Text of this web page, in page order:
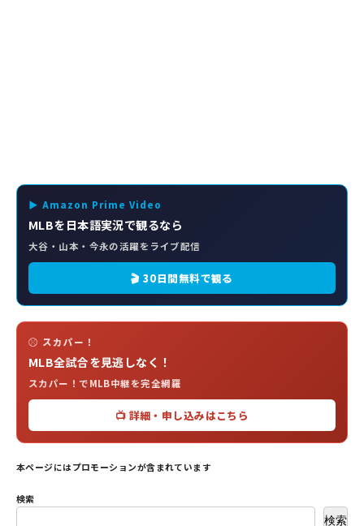
▶ Amazon Prime Video
MLBを日本語実況で観るなら
大谷・山本・今永の活躍をライブ配信
🎬 30日間無料で観る
⚾ スカパー！
MLB全試合を見逃しなく！
スカパー！でMLB中継を完全網羅
📺 詳細・申し込みはこちら
本ページにはプロモーションが含まれています
検索
検索